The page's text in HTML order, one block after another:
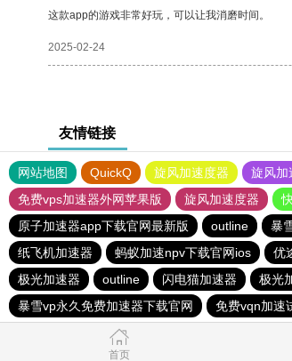
这款app的游戏非常好玩，可以让我消磨时间。
2025-02-24
友情链接
网站地图 QuickQ 旋风加速度器 旋风加
免费vps加速器外网苹果版
旋风加速度器
原子加速器app下载官网最新版
outline 暴
纸飞机加速器
蚂蚁加速npv下载官网ios 优
极光加速器
outline 闪电猫加速器 极光
暴雪vp永久免费加速器下载官网
免费vqn加速
首页